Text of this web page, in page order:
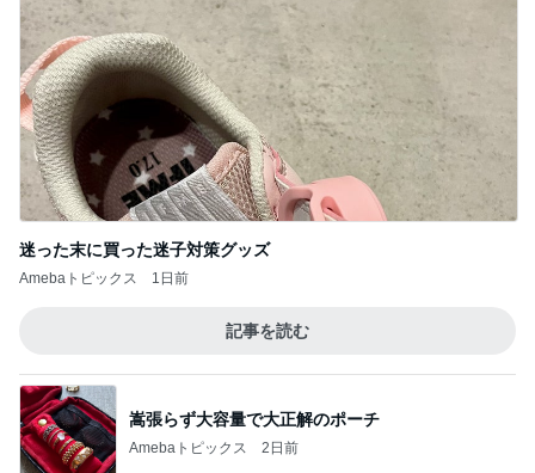
迷った末に買った迷子対策グッズ
Amebaトピックス 1日前
記事を読む
嵩張らず大容量で大正解のポーチ
Amebaトピックス 2日前